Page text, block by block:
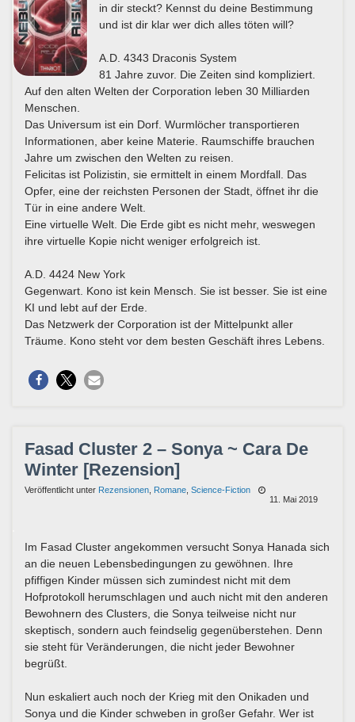
in dir steckt? Kennst du deine Bestimmung
und ist dir klar wer dich alles töten will?
A.D. 4343 Draconis System
81 Jahre zuvor. Die Zeiten sind kompliziert.
Auf den alten Welten der Corporation leben 30 Milliarden
Menschen.
Das Universum ist ein Dorf. Wurmlöcher transportieren
Informationen, aber keine Materie. Raumschiffe brauchen
Jahre um zwischen den Welten zu reisen.
Felicitas ist Polizistin, sie ermittelt in einem Mordfall. Das
Opfer, eine der reichsten Personen der Stadt, öffnet ihr die
Tür in eine andere Welt.
Eine virtuelle Welt. Die Erde gibt es nicht mehr, weswegen
ihre virtuelle Kopie nicht weniger erfolgreich ist.
A.D. 4424 New York
Gegenwart. Kono ist kein Mensch. Sie ist besser. Sie ist eine
KI und lebt auf der Erde.
Das Netzwerk der Corporation ist der Mittelpunkt aller
Träume. Kono steht vor dem besten Geschäft ihres Lebens.
Fasad Cluster 2 – Sonya ~ Cara De
Winter [Rezension]
Veröffentlicht unter Rezensionen Romane Science-Fiction
11. Mai 2019
Im Fasad Cluster angekommen versucht Sonya Hanada sich
an die neuen Lebensbedingungen zu gewöhnen. Ihre
pfiffigen Kinder müssen sich zumindest nicht mit dem
Hofprotokoll herumschlagen und auch nicht mit den anderen
Bewohnern des Clusters, die Sonya teilweise nicht nur
skeptisch, sondern auch feindselig gegenüberstehen. Denn
sie steht für Veränderungen, die nicht jeder Bewohner
begrüßt.
Nun eskaliert auch noch der Krieg mit den Onikaden und
Sonya und die Kinder schweben in großer Gefahr. Wer ist